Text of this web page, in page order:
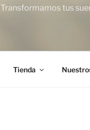
Transformamos tus
Tienda